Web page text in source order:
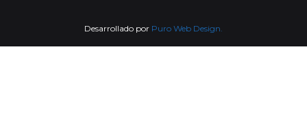
Desarrollado por Puro Web Design.